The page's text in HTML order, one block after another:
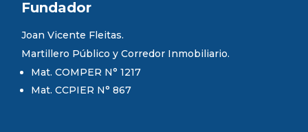
Fundador
Joan Vicente Fleitas.
Martillero Público y Corredor Inmobiliario.
Mat. COMPER N° 1217
Mat. CCPIER N° 867